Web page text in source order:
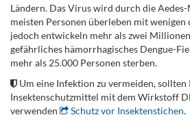
Ländern. Das Virus wird durch die
meisten Personen überleben mit wenigen
jedoch entwickeln mehr als zwei
gefährliches hämorrhagisches Dengue-
mehr als 25.000 Personen sterben.
Um eine Infektion zu vermeiden, sollten
Insektenschutzmittel mit dem Wirkstoff
verwenden
Schutz vor Insektenstichen.